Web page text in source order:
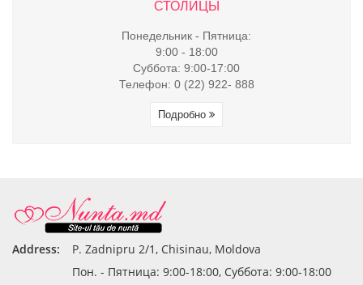
СТОЛИЦЫ
Понедельник - Пятница:
9:00 - 18:00
Суббота: 9:00-17:00
Телефон: 0 (22) 922- 888
Подробно
Address:
P. Zadnipru 2/1, Chisinau, Moldova
Пон. - Пятница: 9:00-18:00, Суббота: 9:00-18:00